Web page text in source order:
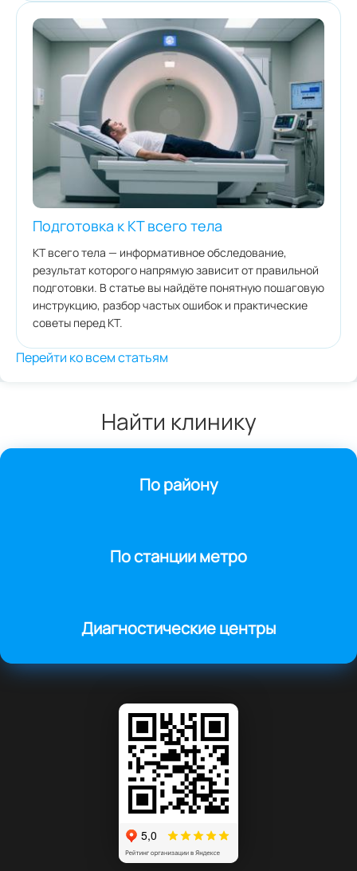
Подготовка к КТ всего тела
КТ всего тела — информативное обследование,
результат которого напрямую зависит от правильной
подготовки. В статье вы найдёте понятную пошаговую
инструкцию, разбор частых ошибок и практические
советы перед КТ.
Перейти ко всем статьям
Найти клинику
По району
По станции метро
Диагностические центры